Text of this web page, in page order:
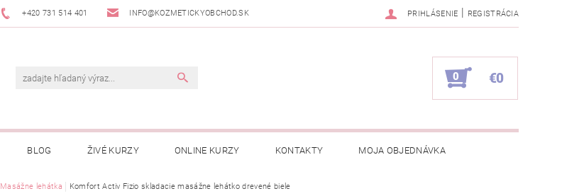
+420 731 514 401 INFO@KOZMETICKYOBCHOD.SK PRIHLÁSENIE | REGISTRÁCIA
0 €0
BLOG ŽIVÉ KURZY ONLINE KURZY KONTAKTY MOJA OBJEDNÁVKA
Masážne lehátka Komfort Activ Fizio skladacie masážne lehátko drevené biele